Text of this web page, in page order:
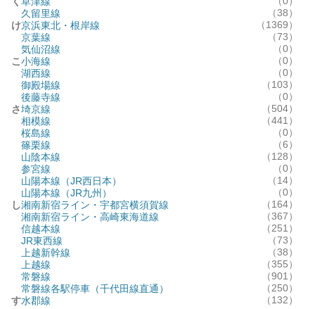
久留里線
（38）
け京浜東北・根岸線
（1369）
京葉線
（73）
気仙沼線
（0）
こ小海線
（0）
湖西線
（0）
御殿場線
（103）
後藤寺線
（0）
さ埼京線
（504）
相模線
（441）
桜島線
（0）
篠栗線
（6）
山陰本線
（128）
参宮線
（0）
山陽本線（JR西日本）
（14）
山陽本線（JR九州）
（0）
し湘南新宿ライン・宇都宮横須賀線
（164）
湘南新宿ライン・高崎東海道線
（367）
信越本線
（251）
JR東西線
（73）
上越新幹線
（38）
上越線
（355）
常磐線
（901）
常磐線各駅停車（千代田線直通）
（250）
す水郡線
（132）